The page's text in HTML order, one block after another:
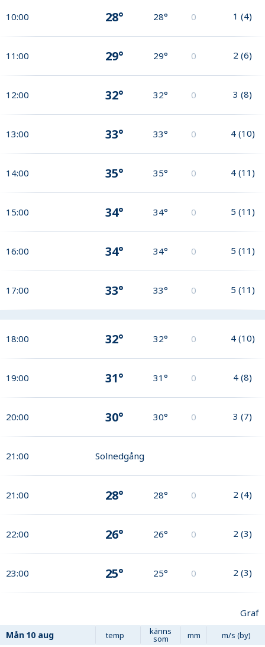
10:00 28° 28° 0 1 (4)
11:00 29° 29° 0 2 (6)
12:00 32° 32° 0 3 (8)
13:00 33° 33° 0 4 (10)
14:00 35° 35° 0 4 (11)
15:00 34° 34° 0 5 (11)
16:00 34° 34° 0 5 (11)
17:00 33° 33° 0 5 (11)
18:00 32° 32° 0 4 (10)
19:00 31° 31° 0 4 (8)
20:00 30° 30° 0 3 (7)
21:00 Solnedgång
21:00 28° 28° 0 2 (4)
22:00 26° 26° 0 2 (3)
23:00 25° 25° 0 2 (3)
Graf
Mån 10 aug temp känns
som mm m/s (by)